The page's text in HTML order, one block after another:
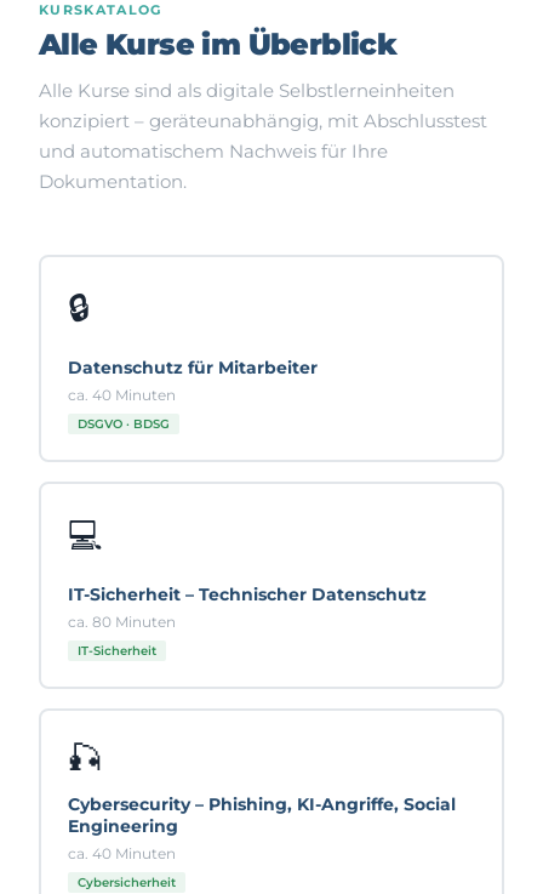
KURSKATALOG
Alle Kurse im Überblick
Alle Kurse sind als digitale Selbstlerneinheiten
konzipiert – geräteunabhängig, mit Abschlusstest
und automatischem Nachweis für Ihre
Dokumentation.
🔒
Datenschutz für Mitarbeiter
ca. 40 Minuten
DSGVO · BDSG
💻
IT-Sicherheit – Technischer Datenschutz
ca. 80 Minuten
IT-Sicherheit
🎣
Cybersecurity – Phishing, KI-Angriffe, Social
Engineering
ca. 40 Minuten
Cybersicherheit